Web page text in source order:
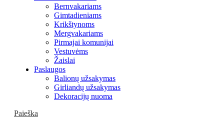
Bernvakariams
Gimtadieniams
Krikštynoms
Mergvakariams
Pirmajai komunijai
Vestuvėms
Žaislai
Paslaugos
Balionų užsakymas
Girliandų užsakymas
Dekoracijų nuoma
Paieška